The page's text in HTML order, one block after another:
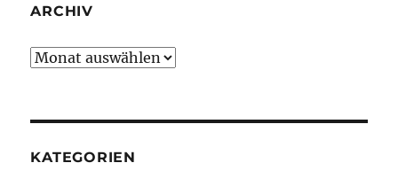
ARCHIV
Archiv
KATEGORIEN